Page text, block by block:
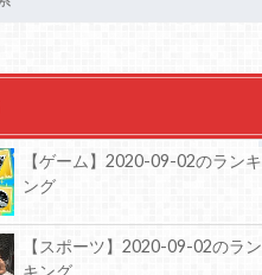
【ゲーム】2020-09-02のランキ
ング
【スポーツ】2020-09-02のラン